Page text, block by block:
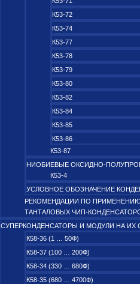
К53-72
К53-74
К53-77
К53-78
К53-79
К53-80
К53-82
К53-84
К53-85
К53-86
К53-87
НИОБИЕВЫЕ
К53-4
УСЛОВНОЕ ОБОЗНАЧЕНИЕ
РЕКОМЕНДАЦИИ ПО
ТАНТАЛОВЫХ ЧИП-
СУПЕРКОНДЕНСАТОРЫ И МОДУЛИ НА ИХ
К58-36 (1 … 50Ф)
К58-37 (100 … 200Ф)
К58-34 (330 … 680Ф)
К58-35 (680 … 4700Ф)